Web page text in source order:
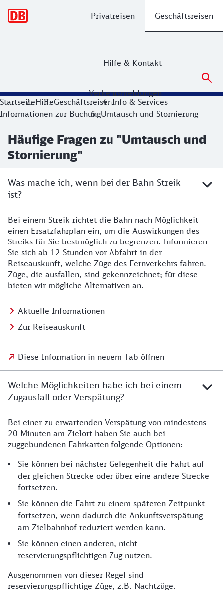
Privatreisen Geschäftsreisen
Hilfe & Kontakt
Verkehrsmeldungen
StartseiteHilfeGeschäftsreisenInfo & Services
Informationen zur BuchungUmtausch und Stornierung
Häufige Fragen zu "Umtausch und
Stornierung"
Was mache ich, wenn bei der Bahn Streik
ist?
Bei einem Streik richtet die Bahn nach Möglichkeit
einen Ersatzfahrplan ein, um die Auswirkungen des
Streiks für Sie bestmöglich zu begrenzen. Informieren
Sie sich ab 12 Stunden vor Abfahrt in der
Reiseauskunft, welche Züge des Fernverkehrs fahren.
Züge, die ausfallen, sind gekennzeichnet; für diese
bieten wir mögliche Alternativen an.
Aktuelle Informationen
Zur Reiseauskunft
Diese Information in neuem Tab öffnen
Welche Möglichkeiten habe ich bei einem
Zugausfall oder Verspätung?
Bei einer zu erwartenden Verspätung von mindestens
20 Minuten am Zielort haben Sie auch bei
zuggebundenen Fahrkarten folgende Optionen:
Sie können bei nächster Gelegenheit die Fahrt auf
der gleichen Strecke oder über eine andere Strecke
fortsetzen.
Sie können die Fahrt zu einem späteren Zeitpunkt
fortsetzen, wenn dadurch die Ankunftsverspätung
am Zielbahnhof reduziert werden kann.
Sie können einen anderen, nicht
reservierungspflichtigen Zug nutzen.
Ausgenommen von dieser Regel sind
reservierungspflichtige Züge, z.B. Nachtzüge.